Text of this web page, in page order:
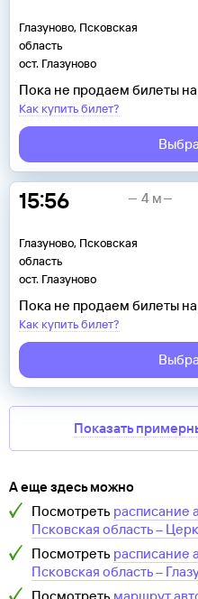
Глазуново, Псковская
область
ост. Глазуново
Пока не продаем билеты
Как купить билет?
15:56
Глазуново, Псковская
область
ост. Глазуново
4 м
Пока не продаем билеты
Как купить билет?
Показать
А еще здесь можно
Посмотреть расписание
Псковская область–
Посмотреть расписание
Псковская область–